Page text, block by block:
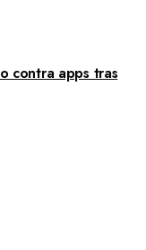
contra apps tras